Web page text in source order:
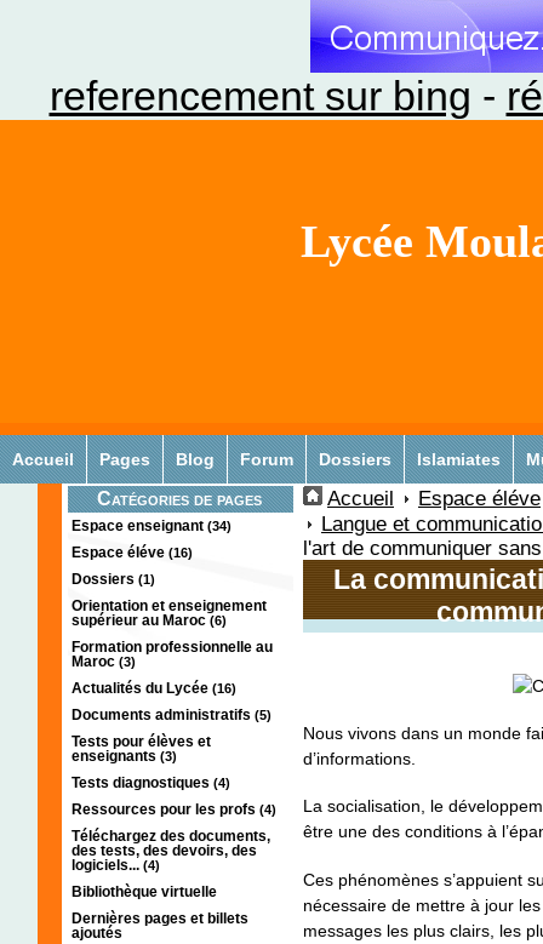
referencement sur bing -
Lycée
Accueil Pages Blog Forum Dossiers Islamiates
Catégories de pages
Espace enseignant (34)
Espace éléve (16)
Dossiers (1)
Orientation et enseignement
supérieur au Maroc (6)
Formation professionnelle au
Maroc (3)
Actualités du Lycée (16)
Documents administratifs (5)
Tests pour élèves et
enseignants (3)
Tests diagnostiques (4)
Ressources pour les profs (4)
Téléchargez des documents,
des tests, des devoirs, des
logiciels... (4)
Bibliothèque virtuelle
Dernières pages et billets
ajoutés
Accueil
Espace éléve
Langue et
l'art de communiquer
La
Nous vivons dans un monde
d’informations.
La socialisation, le
être une des conditions à
Ces phénomènes s’appuient
nécessaire de mettre à jour
messages les plus clairs, les